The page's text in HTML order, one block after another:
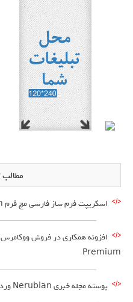
اسکریپت فرم ساز فارسی مچ فرم MachForm
Premium
پوسته مجله خبری Nerubian وردپرس